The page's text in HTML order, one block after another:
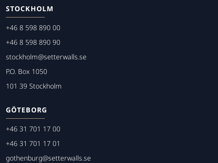
STOCKHOLM
+46 8 598 890 00
+46 8 598 890 90
stockholm@setterwalls.se
P.O. Box 1050
101 39 Stockholm
GÖTEBORG
+46 31 701 17 00
+46 31 701 17 01
gothenburg@setterwalls.se